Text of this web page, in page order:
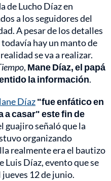
de Lucho Díaz en
a los seguidores del
A pesar de los detalles
hay un manto de
se va a realizar.
, Mane Díaz, el papá
la información.
Díaz"fue enfático en
a casar" este fin de
guajiro señaló que la
organizando
realmente era el bautizo
Luis Díaz, evento que se
jueves 12 de junio.